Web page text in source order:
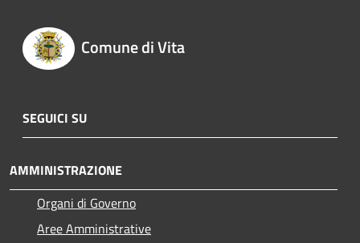
Comune di Vita
SEGUICI SU
AMMINISTRAZIONE
Organi di Governo
Aree Amministrative